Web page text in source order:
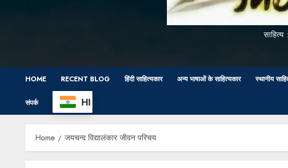
साहित्य
HOME RECENT BLOG हिंदी साहित्यकार अन्य भाषाओं के साहित्यकार स्थानीय
संपर्क HI
Home जयचन्द विद्यालंकार जीवन परिचय